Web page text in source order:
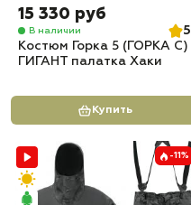
15 330 руб
В наличии
5
Костюм Горка 5 (ГОРКА С)
ГИГАНТ палатка Хаки
Купить
-11%